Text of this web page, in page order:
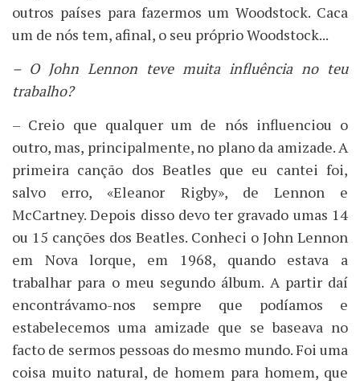
outros países para fazermos um Woodstock. Caca
um de nós tem, afinal, o seu próprio Woodstock...
– O John Lennon teve muita influência no teu
trabalho?
– Creio que qualquer um de nós influenciou o
outro, mas, principalmente, no plano da amizade. A
primeira canção dos Beatles que eu cantei foi,
salvo erro, «Eleanor Rigby», de Lennon e
McCartney. Depois disso devo ter gravado umas 14
ou 15 canções dos Beatles. Conheci o John Lennon
em Nova lorque, em 1968, quando estava a
trabalhar para o meu segundo álbum. A partir daí
encontrávamo-nos sempre que podíamos e
estabelecemos uma amizade que se baseava no
facto de sermos pessoas do mesmo mundo. Foi uma
coisa muito natural, de homem para homem, que